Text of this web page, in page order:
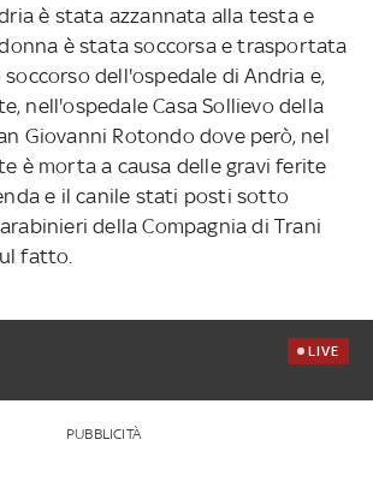
è stata azzannata alla testa e
è stata soccorsa e trasportata
dell'ospedale di Andria e,
nell'ospedale Casa Sollievo della
Giovanni Rotondo dove però, nel
è morta a causa delle gravi ferite
e il canile stati posti sotto
della Compagnia di Trani
fatto.
LIVE
PUBBLICITÀ